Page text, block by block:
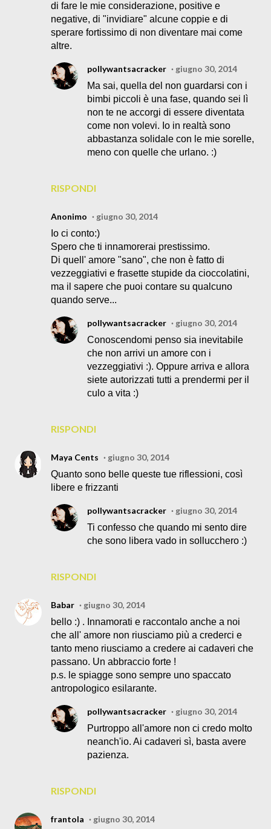
di fare le mie considerazione, positive e
negative, di "invidiare" alcune coppie e di
sperare fortissimo di non diventare mai come
altre.
RISPONDI
pollywantsacracker
giugno 30, 2014
Ma sai, quella del non guardarsi con i
bimbi piccoli è una fase, quando sei lì
non te ne accorgi di essere diventata
come non volevi. Io in realtà sono
abbastanza solidale con le mie sorelle,
meno con quelle che urlano. :)
Anonimo
giugno 30, 2014
Io ci conto:)
Spero che ti innamorerai prestissimo.
Di quell' amore "sano", che non è fatto di
vezzeggiativi e frasette stupide da cioccolatini,
ma il sapere che puoi contare su qualcuno
quando serve...
RISPONDI
pollywantsacracker
giugno 30, 2014
Conoscendomi penso sia inevitabile
che non arrivi un amore con i
vezzeggiativi :). Oppure arriva e allora
siete autorizzati tutti a prendermi per il
culo a vita :)
Maya Cents
giugno 30, 2014
Quanto sono belle queste tue riflessioni, così
libere e frizzanti
RISPONDI
pollywantsacracker
giugno 30, 2014
Ti confesso che quando mi sento dire
che sono libera vado in sollucchero :)
Babar
giugno 30, 2014
bello :) . Innamorati e raccontalo anche a noi
che all' amore non riusciamo più a crederci e
tanto meno riusciamo a credere ai cadaveri che
passano. Un abbraccio forte !
p.s. le spiagge sono sempre uno spaccato
antropologico esilarante.
RISPONDI
pollywantsacracker
giugno 30, 2014
Purtroppo all'amore non ci credo molto
neanch'io. Ai cadaveri sì, basta avere
pazienza.
frantola giugno 30, 2014